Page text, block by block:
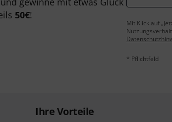
50€!
Mit Klick auf
* Pflichtfeld
Ihre Vorteile